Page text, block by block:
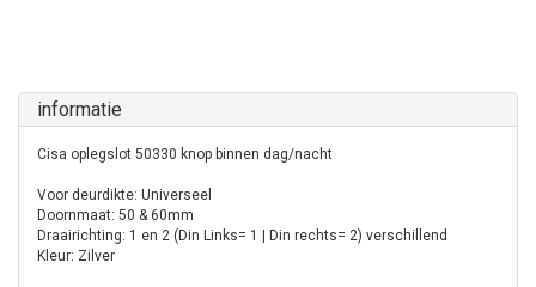
informatie
Cisa oplegslot 50330 knop binnen dag/nacht
Voor deurdikte: Universeel
Doornmaat: 50 & 60mm
Draairichting: 1 en 2 (Din Links= 1 | Din rechts= 2) verschillend
Kleur: Zilver